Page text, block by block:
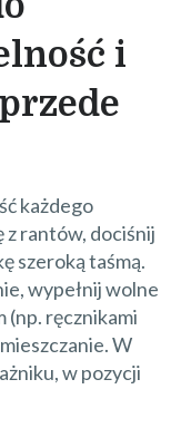
i
każdego
z rantów, dociśnij
szeroką taśmą.
wypełnij wolne
(np. ręcznikami
W
w pozycji